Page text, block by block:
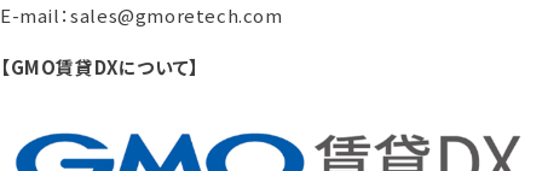
E-mail：sales@gmoretech.com
【GMO賃貸DXについて】